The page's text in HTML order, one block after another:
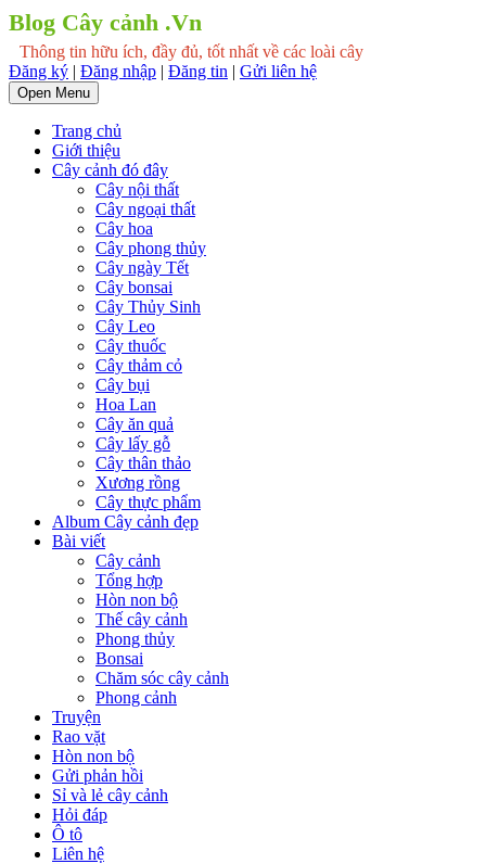
Blog Cây cảnh .Vn
Thông tin hữu ích, đầy đủ, tốt nhất về các loài cây
Đăng ký | Đăng nhập | Đăng tin | Gửi liên hệ
Open Menu
Trang chủ
Giới thiệu
Cây cảnh đó đây
Cây nội thất
Cây ngoại thất
Cây hoa
Cây phong thủy
Cây ngày Tết
Cây bonsai
Cây Thủy Sinh
Cây Leo
Cây thuốc
Cây thảm cỏ
Cây bụi
Hoa Lan
Cây ăn quả
Cây lấy gỗ
Cây thân thảo
Xương rồng
Cây thực phẩm
Album Cây cảnh đẹp
Bài viết
Cây cảnh
Tổng hợp
Hòn non bộ
Thế cây cảnh
Phong thủy
Bonsai
Chăm sóc cây cảnh
Phong cảnh
Truyện
Rao vặt
Hòn non bộ
Gửi phản hồi
Sỉ và lẻ cây cảnh
Hỏi đáp
Ô tô
Liên hệ